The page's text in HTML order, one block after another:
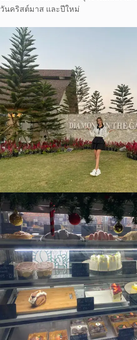
วันคริสต์มาส และปีใหม่